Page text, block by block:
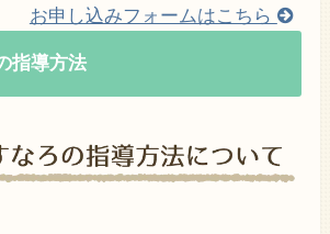
お申し込みフォームはこちら
指導方法